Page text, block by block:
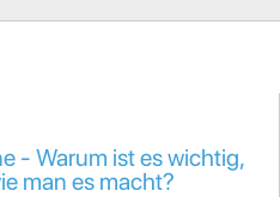
- Warum ist es wichtig,
man es macht?